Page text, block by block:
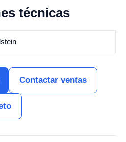
técnicas
Contactar ventas